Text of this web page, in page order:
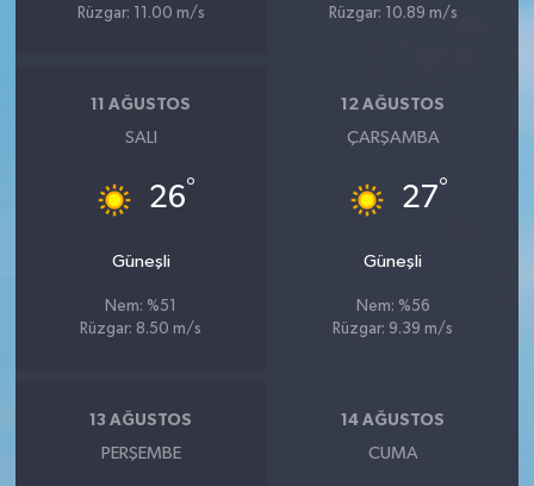
Rüzgar: 11.00 m/s
Rüzgar: 10.89 m/s
11 AĞUSTOS
SALI
26°
Güneşli
Nem: %51
Rüzgar: 8.50 m/s
12 AĞUSTOS
ÇARŞAMBA
27°
Güneşli
Nem: %56
Rüzgar: 9.39 m/s
13 AĞUSTOS
PERŞEMBE
14 AĞUSTOS
CUMA